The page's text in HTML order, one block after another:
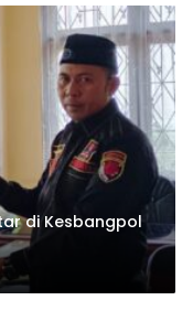
di Kesbangpol